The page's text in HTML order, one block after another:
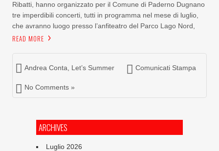
Ribatti, hanno organizzato per il Comune di Paderno Dugnano
tre imperdibili concerti, tutti in programma nel mese di luglio,
che avranno luogo presso l’anfiteatro del Parco Lago Nord,
READ MORE
Andrea Conta Let’s Summer Comunicati Stampa
No Comments »
ARCHIVES
Luglio 2026